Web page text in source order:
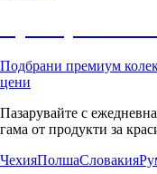
Подбрани премиум
цени
Пазарувайте с
гама от продукти за
ЧехияПолшаСловакия